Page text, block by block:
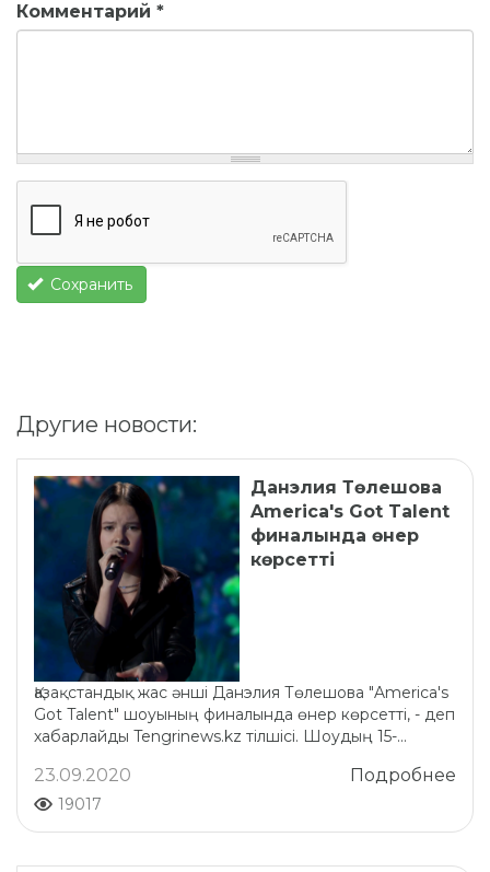
Комментарий *
Сохранить
Другие новости:
Данэлия Төлешова
America's Got Talent
финалында өнер
көрсетті
Қазақстандық жас әнші Данэлия Төлешова "America's
Got Talent" шоуының финалында өнер көрсетті, - деп
хабарлайды Tengrinews.kz тілшісі. Шоудың 15-...
Подробнее
23.09.2020
19017